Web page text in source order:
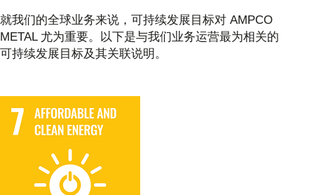
就我们的全球业务来说，可持续发展目标对 AMPCO
METAL 尤为重要。以下是与我们业务运营最为相关的
可持续发展目标及其关联说明。